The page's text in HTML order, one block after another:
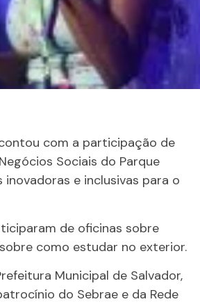
com a participação de
Sociais do Parque
e inclusivas para o
de oficinas sobre
como estudar no exterior.
Municipal de Salvador,
do Sebrae e da Rede